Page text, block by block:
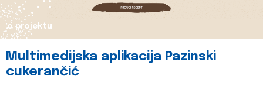
o projektu
Multimedijska aplikacija Pazinski
cukerančić